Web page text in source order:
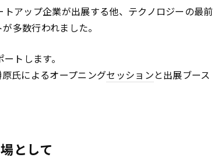
アップ企業が出展する他、テクノロジーの最前
多数行われました。
トします。
氏によるオープニングセッションと出展ブース
として